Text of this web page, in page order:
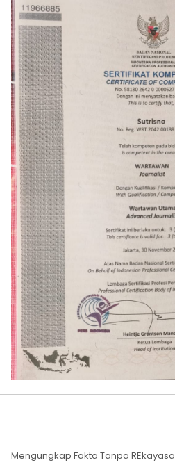
Mengungkap Fakta Tanpa REkayasa